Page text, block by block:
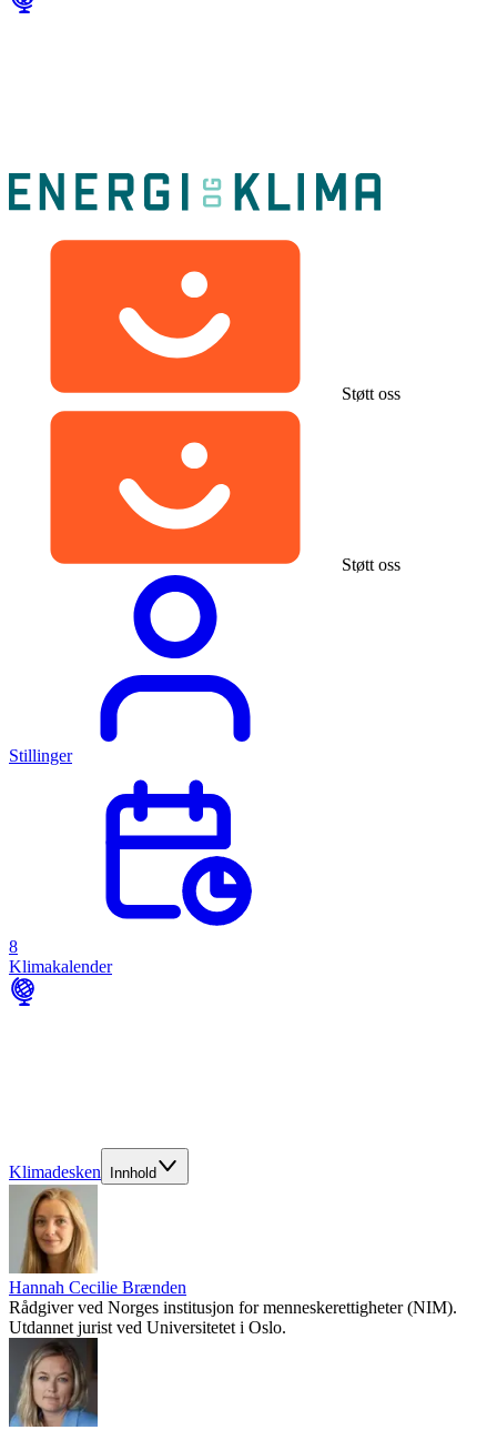
Støtt oss
Støtt oss
Stillinger
8
Klimakalender
Klimadesken Innhold
Hannah Cecilie Brænden
Rådgiver ved Norges institusjon for menneskerettigheter (NIM).
Utdannet jurist ved Universitetet i Oslo.